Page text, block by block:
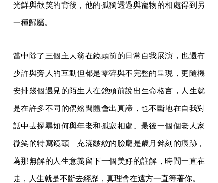
光鮮與歡笑的背後，他的孤獨透過與寵物的相處得到另
一種歸屬。
當中除了三個主人翁在鏡頭前的日常自我展演，也還有
少許與旁人的互動但都是零碎與不完整的呈現，更隨機
安排幾個遇見的陌生人在鏡頭前說出生命格言，人生就
是在許多不同的偶然間體會出真諦，也不斷地在自我對
話中去探尋如何與年老和孤寂相處。最後一個個老人家
微笑的特寫鏡頭，充滿皺紋的臉龐是歲月銘刻的痕跡，
為那無解的人生意義留下一個美好的註解，時間一直在
走，人生就是不斷去經歷，真理會在遠方一直等著你。